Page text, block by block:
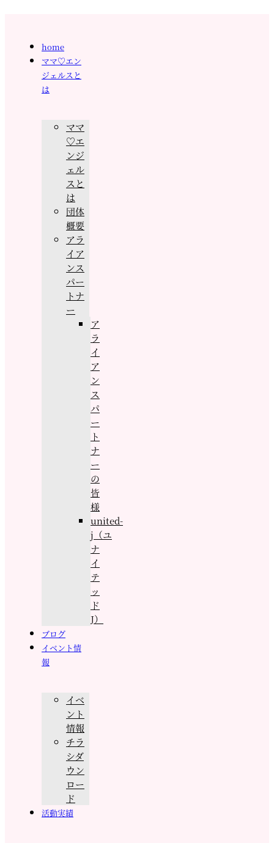
home
ママ♡エン
ジェルスと
は
ママ
♡エ
ンジ
ェル
スと
は
団体
概要
アラ
イア
ンス
パー
トナ
ー
ア
ラ
イ
ア
ン
ス
パ
ー
ト
ナ
ー
の
皆
様
united-
j（ユ
ナ
イ
テ
ッ
ド
J）
ブログ
イベント情
報
イベ
ント
情報
チラ
シダ
ウン
ロー
ド
活動実績